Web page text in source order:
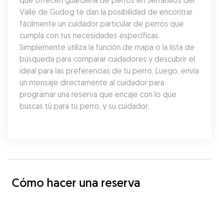
Valle de Gudog te dan la posibilidad de encontrar
fácilmente un cuidador particular de perros que
cumpla con tus necesidades específicas.
Simplemente utiliza la función de mapa o la lista de
búsqueda para comparar cuidadores y descubrir el
ideal para las preferencias de tu perro. Luego, envía
un mensaje directamente al cuidador para
programar una reserva que encaje con lo que
buscas tú para tu perro, y su cuidador.
Cómo hacer una reserva